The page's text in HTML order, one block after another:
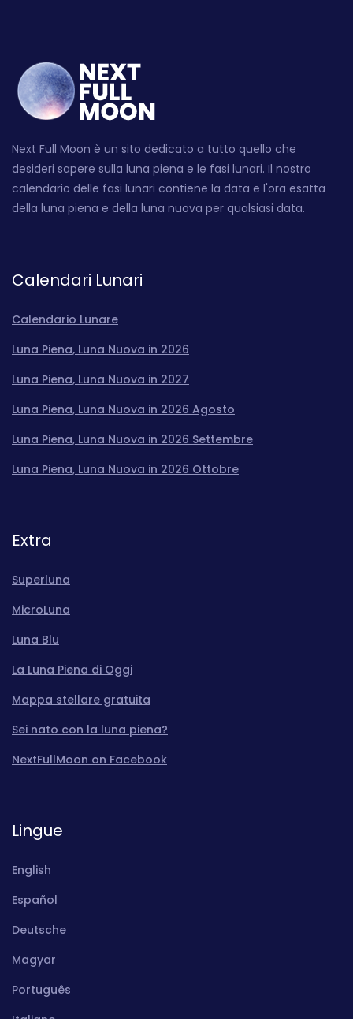
Next Full Moon è un sito dedicato a tutto quello che
desideri sapere sulla luna piena e le fasi lunari. Il nostro
calendario delle fasi lunari contiene la data e l'ora esatta
della luna piena e della luna nuova per qualsiasi data.
Calendari Lunari
Calendario Lunare
Luna Piena, Luna Nuova in 2026
Luna Piena, Luna Nuova in 2027
Luna Piena, Luna Nuova in 2026 Agosto
Luna Piena, Luna Nuova in 2026 Settembre
Luna Piena, Luna Nuova in 2026 Ottobre
Extra
Superluna
MicroLuna
Luna Blu
La Luna Piena di Oggi
Mappa stellare gratuita
Sei nato con la luna piena?
NextFullMoon on Facebook
Lingue
English
Español
Deutsche
Magyar
Português